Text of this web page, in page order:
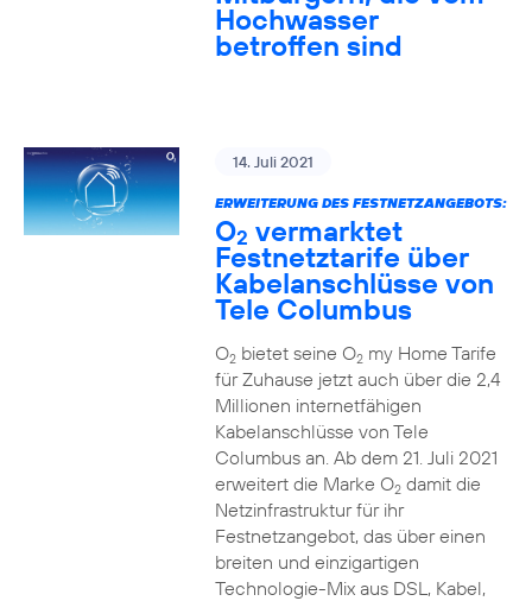
Hochwasser
betroffen sind
14. Juli 2021
ERWEITERUNG DES FESTNETZANGEBOTS:
O2 vermarktet
Festnetztarife über
Kabelanschlüsse von
Tele Columbus
O2bietet seine O2my Home Tarife
für Zuhause jetzt auch über die 2,4
Millionen internetfähigen
Kabelanschlüsse von Tele
Columbus an. Ab dem 21. Juli 2021
erweitert die Marke O2damit die
Netzinfrastruktur für ihr
Festnetzangebot, das über einen
breiten und einzigartigen
Technologie-Mix aus DSL, Kabel,